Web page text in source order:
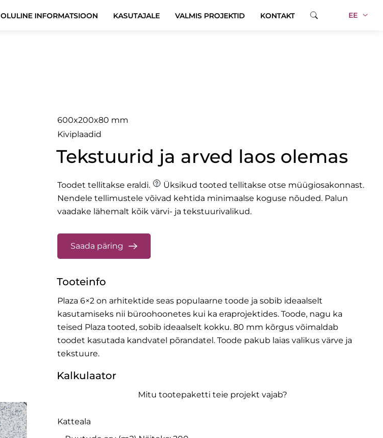
OLULINE INFORMATSIOON KASUTAJALE VALMIS PROJEKTID KONTAKT EE
600x200x80 mm
Kiviplaadid
Tekstuurid ja arved laos olemas
Toodet tellitakse eraldi.
Üksikud tooted tellitakse otse müügiosakonnast.
Nendele tellimustele võivad kehtida minimaalse koguse nõuded. Palun
vaadake lähemalt kõik värvi- ja tekstuurivalikud.
Saada päring
Tooteinfo
Plaza 6×2 on arhitektide seas populaarne toode ja sobib ideaalselt
kasutamiseks nii büroohoonetes kui ka eraprojektides. Toode, nagu ka
teised Plaza tooted, sobib ideaalselt kokku. 80 mm kõrgus võimaldab
toodet kasutada kandvatel põrandatel. Toode pakub laias valikus värve ja
tekstuure.
Kalkulaator
Mitu tootepaketti teie projekt vajab?
Katteala